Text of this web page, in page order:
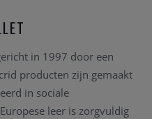
in 1997 door een
producten zijn gemaakt
in sociale
leer is zorgvuldig